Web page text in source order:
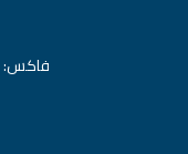
فاكس: (00967 (1) 530630/